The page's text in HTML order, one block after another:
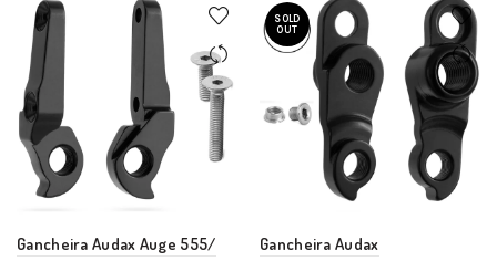
Gancheira Audax Auge 555/
SOLD
OUT
Gancheira Audax